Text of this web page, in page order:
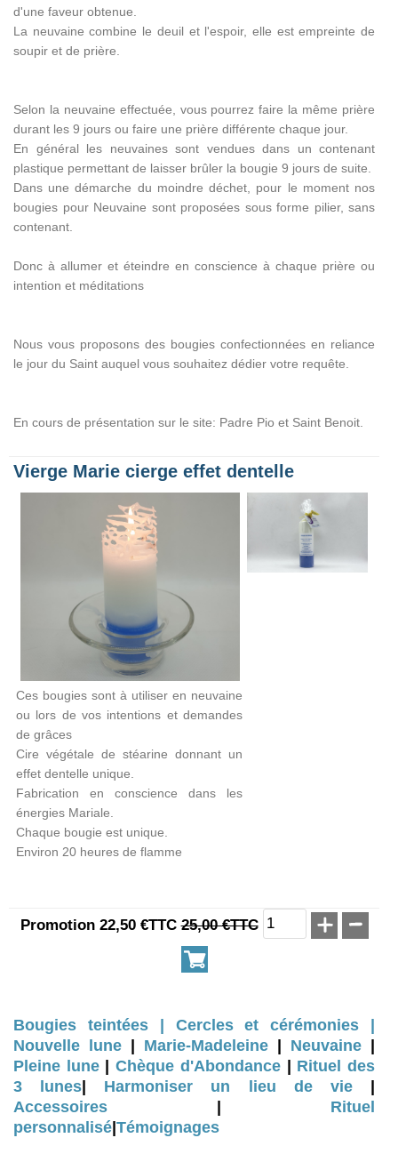
d'une faveur obtenue.
La neuvaine combine le deuil et l'espoir, elle est empreinte de
soupir et de prière.
Selon la neuvaine effectuée, vous pourrez faire la même prière
durant les 9 jours ou faire une prière différente chaque jour.
En général les neuvaines sont vendues dans un contenant
plastique permettant de laisser brûler la bougie 9 jours de suite.
Dans une démarche du moindre déchet, pour le moment nos
bougies pour Neuvaine sont proposées sous forme pilier, sans
contenant.
Donc à allumer et éteindre en conscience à chaque prière ou
intention et méditations
Nous vous proposons des bougies confectionnées en reliance
le jour du Saint auquel vous souhaitez dédier votre requête.
En cours de présentation sur le site: Padre Pio et Saint Benoit.
Vierge Marie cierge effet dentelle
Ces bougies sont à utiliser en neuvaine
ou lors de vos intentions et demandes
de grâces
Cire végétale de stéarine donnant un
effet dentelle unique.
Fabrication en conscience dans les
énergies Mariale.
Chaque bougie est unique.
Environ 20 heures de flamme
Promotion 22,50 €TTC25,00 €TTC
Bougies teintées | Cercles et cérémonies |
Nouvelle lune | Marie-Madeleine | Neuvaine |
Pleine lune|Chèque d'Abondance| Rituel des
3 lunes| Harmoniser un lieu de vie |
Accessoires | Rituel
personnalisé|Témoignages